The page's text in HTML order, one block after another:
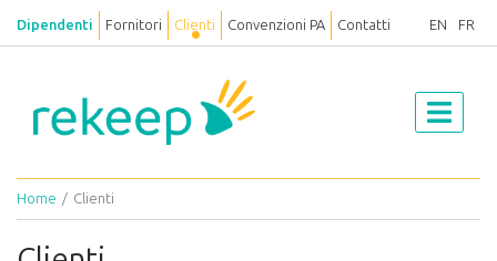
Dipendenti Fornitori Clienti Convenzioni PA Contatti EN FR
Home Clienti